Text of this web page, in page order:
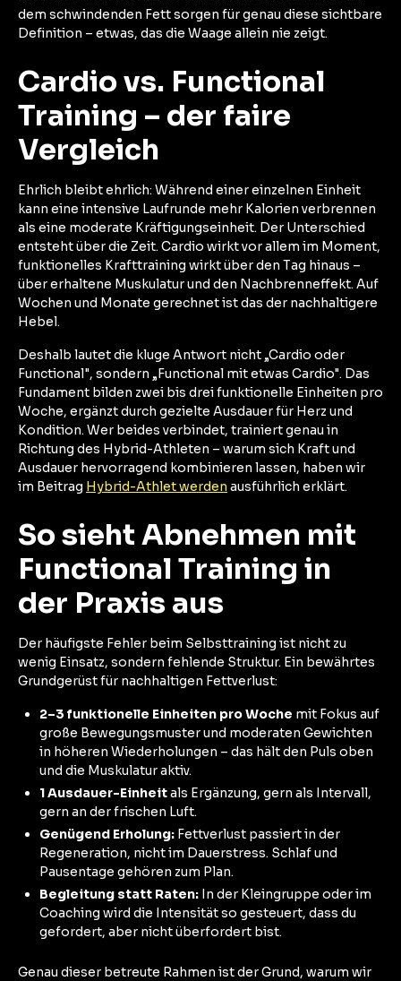
dem schwindenden Fett sorgen für genau diese sichtbare
Definition – etwas, das die Waage allein nie zeigt.
Cardio vs. Functional
Training – der faire
Vergleich
Ehrlich bleibt ehrlich: Während einer einzelnen Einheit
kann eine intensive Laufrunde mehr Kalorien verbrennen
als eine moderate Kräftigungseinheit. Der Unterschied
entsteht über die Zeit. Cardio wirkt vor allem im Moment,
funktionelles Krafttraining wirkt über den Tag hinaus –
über erhaltene Muskulatur und den Nachbrenneffekt. Auf
Wochen und Monate gerechnet ist das der nachhaltigere
Hebel.
Deshalb lautet die kluge Antwort nicht „Cardio oder
Functional", sondern „Functional mit etwas Cardio". Das
Fundament bilden zwei bis drei funktionelle Einheiten pro
Woche, ergänzt durch gezielte Ausdauer für Herz und
Kondition. Wer beides verbindet, trainiert genau in
Richtung des Hybrid-Athleten – warum sich Kraft und
Ausdauer hervorragend kombinieren lassen, haben wir
im Beitrag Hybrid-Athlet werden ausführlich erklärt.
So sieht Abnehmen mit
Functional Training in
der Praxis aus
Der häufigste Fehler beim Selbsttraining ist nicht zu
wenig Einsatz, sondern fehlende Struktur. Ein bewährtes
Grundgerüst für nachhaltigen Fettverlust:
2–3 funktionelle Einheiten pro Woche mit Fokus auf
große Bewegungsmuster und moderaten Gewichten
in höheren Wiederholungen – das hält den Puls oben
und die Muskulatur aktiv.
1 Ausdauer-Einheitals Ergänzung, gern als Intervall,
gern an der frischen Luft.
Genügend Erholung: Fettverlust passiert in der
Regeneration, nicht im Dauerstress. Schlaf und
Pausentage gehören zum Plan.
Begleitung statt Raten: In der Kleingruppe oder im
Coaching wird die Intensität so gesteuert, dass du
gefordert, aber nicht überfordert bist.
Genau dieser betreute Rahmen ist der Grund, warum wir